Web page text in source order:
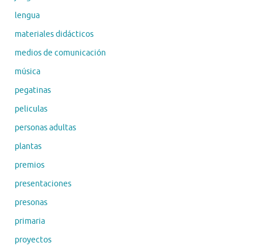
lengua
materiales didácticos
medios de comunicación
música
pegatinas
peliculas
personas adultas
plantas
premios
presentaciones
presonas
primaria
proyectos